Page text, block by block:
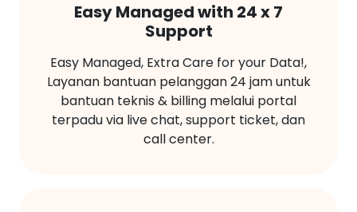
Easy Managed with 24 x 7
Support
Easy Managed, Extra Care for your Data!,
Layanan bantuan pelanggan 24 jam untuk
bantuan teknis & billing melalui portal
terpadu via live chat, support ticket, dan
call center.